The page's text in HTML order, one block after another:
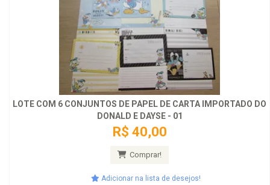
LOTE COM 6 CONJUNTOS DE PAPEL DE CARTA IMPORTADO DO
DONALD E DAYSE - 01
R$ 40,00
Comprar!
Adicionar na lista de desejos!